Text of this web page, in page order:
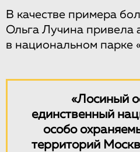
В качестве примера
Ольга Лучина привела
в национальном парке
«Лосиный
единственный
особо
территорий